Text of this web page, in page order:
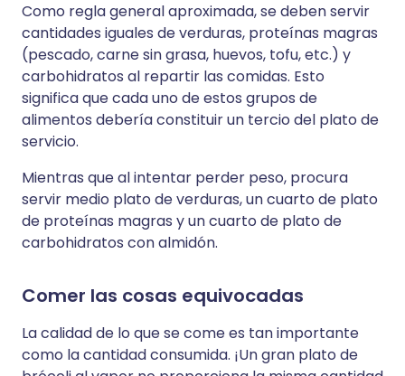
Como regla general aproximada, se deben servir
cantidades iguales de verduras, proteínas magras
(pescado, carne sin grasa, huevos, tofu, etc.) y
carbohidratos al repartir las comidas. Esto
significa que cada uno de estos grupos de
alimentos debería constituir un tercio del plato de
servicio.
Mientras que al intentar perder peso, procura
servir medio plato de verduras, un cuarto de plato
de proteínas magras y un cuarto de plato de
carbohidratos con almidón.
Comer las cosas equivocadas
La calidad de lo que se come es tan importante
como la cantidad consumida. ¡Un gran plato de